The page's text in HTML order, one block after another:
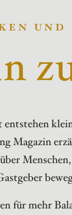
Magazin
für mehr